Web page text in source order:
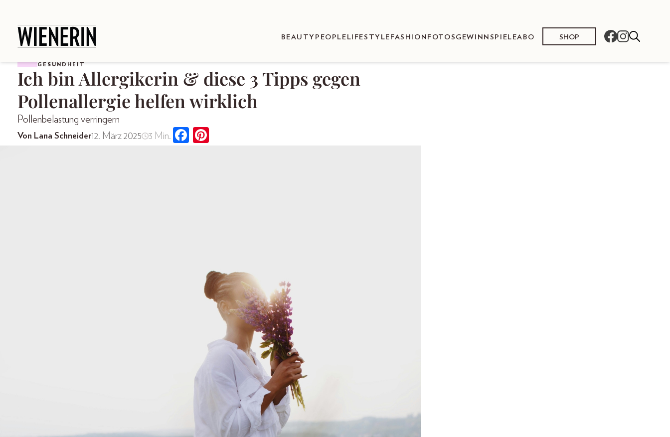
BEAUTY PEOPLE LIFESTYLE FASHION FOTOS GEWINNSPIELEABO SHOP
GESUNDHEIT
Ich bin Allergikerin & diese 3 Tipps gegen
Pollenallergie helfen wirklich
Pollenbelastung verringern
Von Lana Schneider12. März 2025 3 Min.